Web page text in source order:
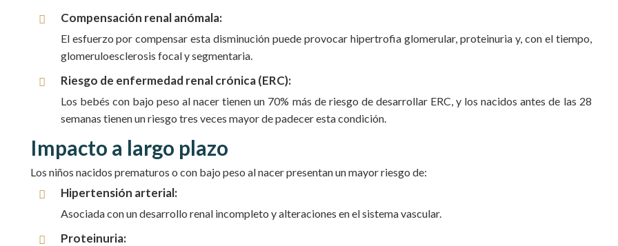
Compensación renal anómala:
El esfuerzo por compensar esta disminución puede provocar hipertrofia glomerular, proteinuria y, con el tiempo,
glomeruloesclerosis focal y segmentaria.
Riesgo de enfermedad renal crónica (ERC):
Los bebés con bajo peso al nacer tienen un 70% más de riesgo de desarrollar ERC, y los nacidos antes de las 28
semanas tienen un riesgo tres veces mayor de padecer esta condición.
Impacto a largo plazo
Los niños nacidos prematuros o con bajo peso al nacer presentan un mayor riesgo de:
Hipertensión arterial:
Asociada con un desarrollo renal incompleto y alteraciones en el sistema vascular.
Proteinuria: